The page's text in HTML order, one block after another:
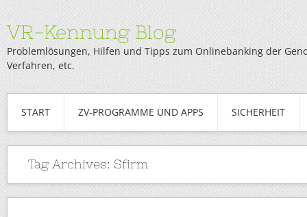
VR-Kennung Blog
Problemlösungen, Hilfen und Tipps zum Onlinebanking der
Verfahren, etc.
START ZV-PROGRAMME UND APPS SICHERHEIT
Tag Archives: Sfirm